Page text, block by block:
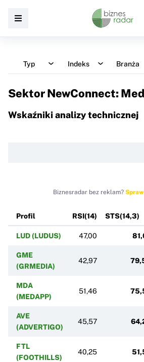
Typ Indeks Branża
Sektor NewConnect:
Wskaźniki analizy technicznej
Biznesradar bez reklam?
Profil RSI(14) STS(14,3)
LUD (LUDUS) 47,00
GME
(GRMEDIA)
42,97
MDA
(MEDAPP)
51,46
AVE
(ADVERTIGO)
45,57
FTL
(FOOTHILLS)
40,25